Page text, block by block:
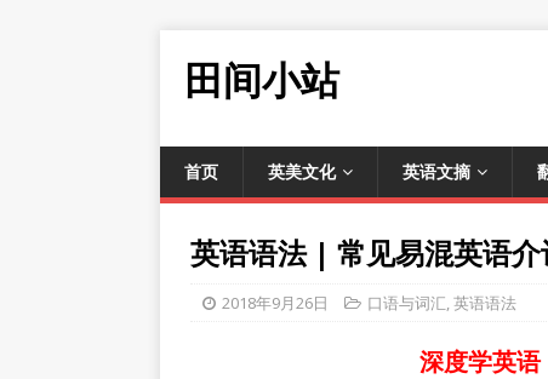
田间小站
首页 英美文化 英语文摘
英语语法 | 常见易混英语
2018年9月26日 口语与词汇,英语语法
深度学英